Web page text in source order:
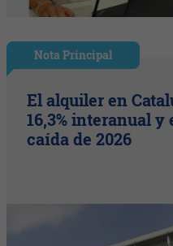
Nota Principal
El alquiler en
16,3% interanual
caída de 2026